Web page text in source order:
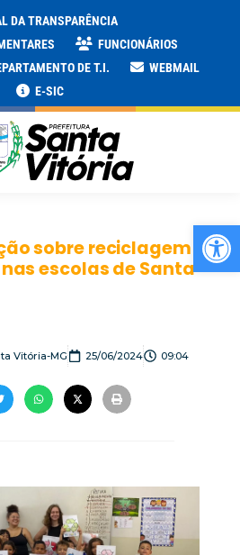
DA TRANSPARÊNCIA
FUNCIONÁRIOS
DE T.I.
WEBMAIL
E-SIC
sobre reciclagem
escolas de Santa
Vitória-MG 25/06/2024 09:04